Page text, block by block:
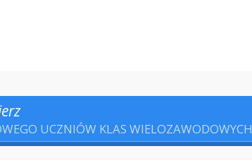
UCZNIÓW KLAS WIELOZAWODOWYCH